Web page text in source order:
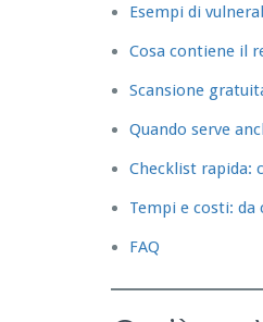
Esempi di
Cosa contiene il
Scansione
Quando serve
Checklist rapida:
Tempi e costi: da
FAQ